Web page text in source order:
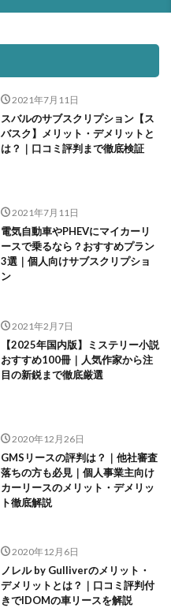
2021年7月11日
スバルのサブスクリプション【ス
バスク】メリット・デメリットと
は？｜口コミ評判まで徹底検証
2021年7月11日
電気自動車やPHEVにマイカーリ
ースで乗るなら？おすすめプラン
3選｜個人向けサブスクリプショ
ン
2021年2月7日
【2025年国内版】ミステリー小説
おすすめ100冊｜人気作家から注
目の新鋭まで徹底厳選
2020年12月26日
GMSリースの評判は？｜他社審査
落ちの方も必見｜個人事業主向け
カーリースのメリット・デメリッ
ト徹底解説
2020年12月6日
ノレル by Gulliverのメリット・
デメリットとは？｜口コミ評判付
きでIDOMの車リースを解説